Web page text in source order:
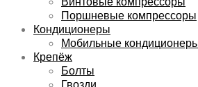
Поршневые компрессоры
Кондиционеры
Мобильные
Крепёж
Болты
Гвозди